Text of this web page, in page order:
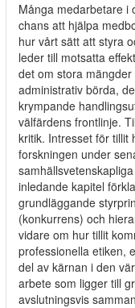
Många medarbetare i
chans att hjälpa
hur vårt sätt att styra
leder till motsatta
det om stora
administrativ börda,
krympande
välfärdens frontlinje.
kritik. Intresset för tillit
forskningen under
inledande kapitel
grundläggande
(konkurrens) och
vidare om hur tillit
professionella etiken,
del av kärnan i den
arbete som ligger till
avslutningsvis